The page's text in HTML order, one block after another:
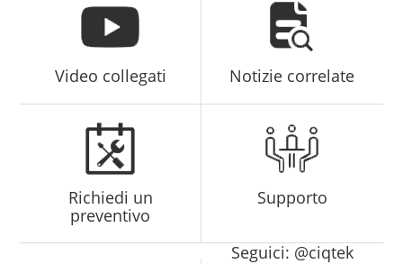
Video collegati Notizie correlate
Richiedi un
preventivo
Supporto
Seguici: @ciqtek